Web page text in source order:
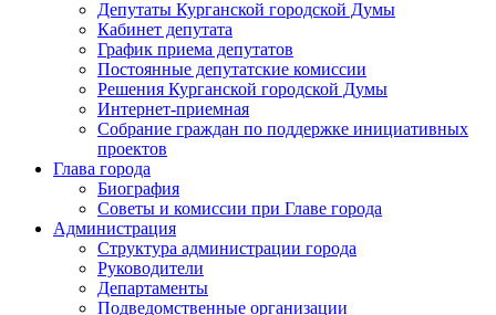
Депутаты Курганской городской Думы
Кабинет депутата
График приема депутатов
Постоянные депутатские комиссии
Решения Курганской городской Думы
Интернет-приемная
Собрание граждан по поддержке инициативных
проектов
Глава города
Биография
Советы и комиссии при Главе города
Администрация
Структура администрации города
Руководители
Департаменты
Подведомственные организации